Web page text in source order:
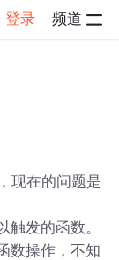
登录 频道
现在的问题是
发的函数。
数操作，不知